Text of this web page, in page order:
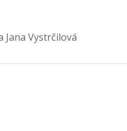
Jana Vystrčilová